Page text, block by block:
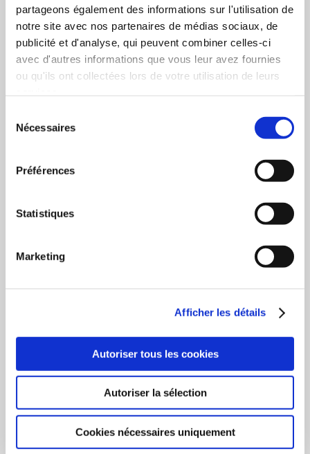
partageons également des informations sur l'utilisation de
notre site avec nos partenaires de médias sociaux, de
publicité et d'analyse, qui peuvent combiner celles-ci
avec d'autres informations que vous leur avez fournies
ou qu'ils ont collectées lors de votre utilisation de leurs
Nécessaires
Préférences
Statistiques
Marketing
Afficher les détails
Autoriser tous les cookies
Autoriser la sélection
Cookies nécessaires uniquement
10 Commentaires
19 août 2016 à 12h41
Très bonne piqûre de rappel sur l’orthographe et la
encore parfois problème… Si je puis me permettre,
j’utilise depuis peu le logiciel de correction
avouer que je suis très impressionné par cet outil
aux fonctionnalités multiples ! C’est vraiment un
Kler
14 septembre 2016 à 10h24
Merci pour cette piqûre de rappel des fautes
communes de l’orthographe. Lorsque j’écris, je
conserve toujours à mes côtés le bon vieux